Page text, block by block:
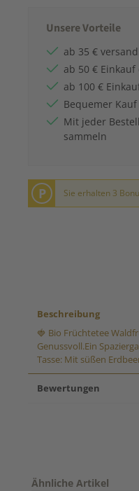
Unsere Vorteile
ab 35 €
ab 50 €
ab 100 €
Bequemer
Mit jeder
sammeln
P Sie erhalten 3
Beschreibung
🍓 Bio Früchtetee
Genussvoll.Ein
Tasse: Mit süßen
Bewertungen
Produktgalerie
Ähnliche Artikel